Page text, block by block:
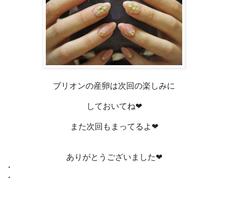
ブリオンの産卵は次回の楽しみに
しておいてね❤
また次回もまってるよ❤
ありがとうございました❤
・
・